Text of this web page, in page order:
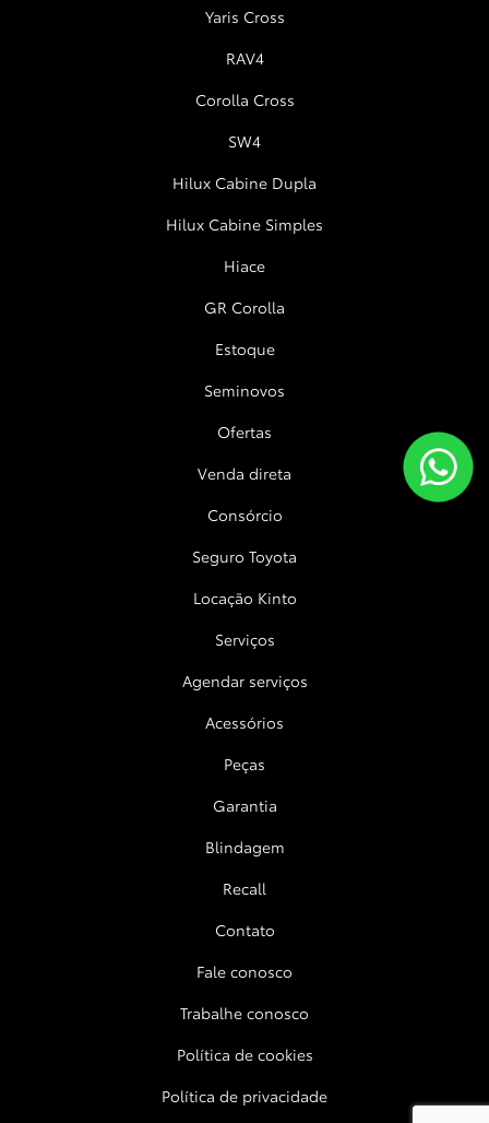
Yaris Cross
RAV4
Corolla Cross
SW4
Hilux Cabine Dupla
Hilux Cabine Simples
Hiace
GR Corolla
Estoque
Seminovos
Ofertas
Venda direta
Consórcio
Seguro Toyota
Locação Kinto
Serviços
Agendar serviços
Acessórios
Peças
Garantia
Blindagem
Recall
Contato
Fale conosco
Trabalhe conosco
Política de cookies
Política de privacidade